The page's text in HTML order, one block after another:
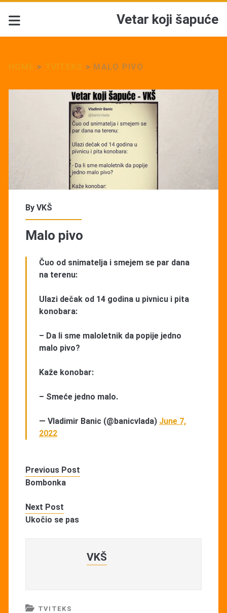
Vetar koji šapuće
> > MALO PIVO
By VKŠ
Malo pivo
Čuo od snimatelja i smejem se par dana
na terenu:
Ulazi dečak od 14 godina u pivnicu i pita
konobara:
– Da li sme maloletnik da popije jedno
malo pivo?
Kaže konobar:
– Smeće jedno malo.
— Vladimir Banic (@banicvlada) June 7,
2022
Previous Post
Bombonka
Next Post
Ukočio se pas
VKŠ
TVITEKS